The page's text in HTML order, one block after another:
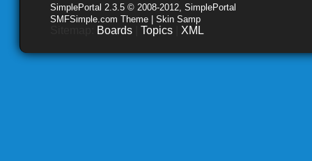
SimplePortal 2.3.5 © 2008-2012, SimplePortal
SMFSimple.com Theme | Skin Samp
Boards Topics XML